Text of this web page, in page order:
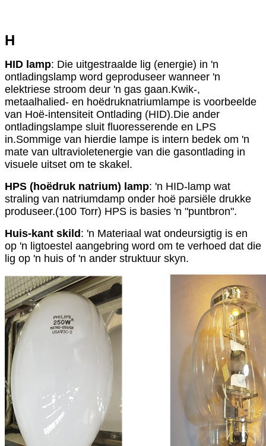
H
HID lamp: Die uitgestraalde lig (energie) in 'n
ontladingslamp word geproduseer wanneer 'n
elektriese stroom deur 'n gas gaan.Kwik-,
metaalhalied- en hoëdruknatriumlampe is voorbeelde
van Hoë-intensiteit Ontlading (HID).Die ander
ontladingslampe sluit fluoresserende en LPS
in.Sommige van hierdie lampe is intern bedek om 'n
mate van ultravioletenergie van die gasontlading in
visuele uitset om te skakel.
HPS (hoëdruk natrium) lamp: 'n HID-lamp wat
straling van natriumdamp onder hoë parsiële drukke
produseer.(100 Torr) HPS is basies 'n "puntbron".
Huis-kant skild : 'n Materiaal wat ondeursigtig is en
op 'n ligtoestel aangebring word om te verhoed dat die
lig op 'n huis of 'n ander struktuur skyn.